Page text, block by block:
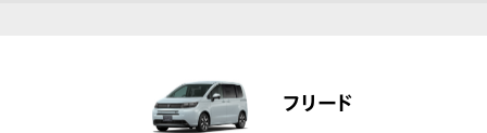
フリード